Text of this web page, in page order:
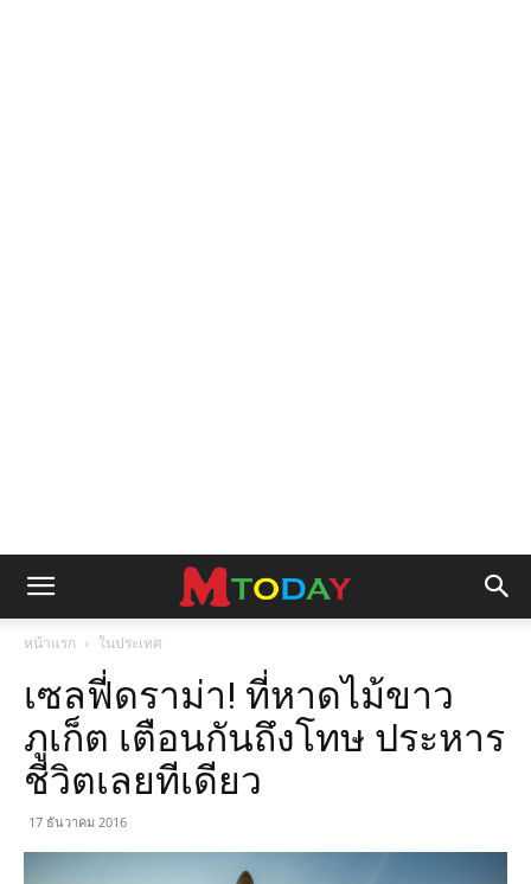
หน้าแรก ในประเทศ
เซลฟี่ดราม่า! ที่หาดไม้ขาว
ภูเก็ต เตือนกันถึงโทษ ประหาร
ชีวิตเลยทีเดียว
17 ธันวาคม 2016